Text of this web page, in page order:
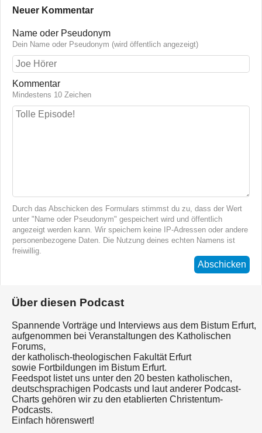
Neuer Kommentar
Name oder Pseudonym
Dein Name oder Pseudonym (wird öffentlich angezeigt)
Kommentar
Mindestens 10 Zeichen
Durch das Abschicken des Formulars stimmst du zu, dass der Wert
unter "Name oder Pseudonym" gespeichert wird und öffentlich
angezeigt werden kann. Wir speichern keine IP-Adressen oder andere
personenbezogene Daten. Die Nutzung deines echten Namens ist
freiwillig.
Abschicken
Über diesen Podcast
Spannende Vorträge und Interviews aus dem Bistum Erfurt,
aufgenommen bei Veranstaltungen des Katholischen
Forums,
der katholisch-theologischen Fakultät Erfurt
sowie Fortbildungen im Bistum Erfurt.
Feedspot listet uns unter den 20 besten katholischen,
deutschsprachigen Podcasts und laut anderer Podcast-
Charts gehören wir zu den etablierten Christentum-
Podcasts.
Einfach hörenswert!